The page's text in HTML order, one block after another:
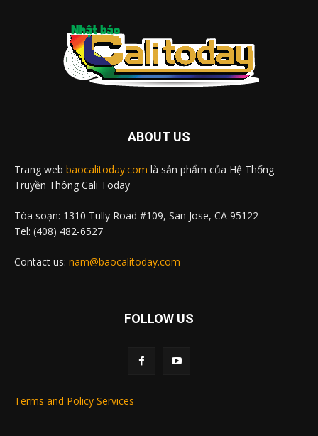
ABOUT US
Trang web baocalitoday.com là sản phẩm của Hệ Thống
Truyền Thông Cali Today
Tòa soạn: 1310 Tully Road #109, San Jose, CA 95122
Tel: (408) 482-6527
Contact us: nam@baocalitoday.com
FOLLOW US
Terms and Policy Services